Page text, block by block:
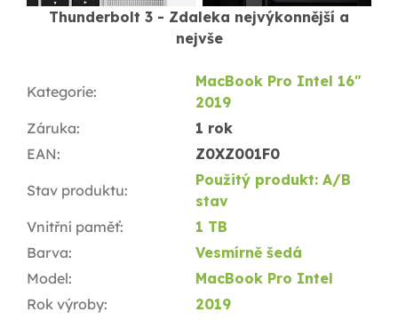
Thunderbolt 3 - Zdaleka nejvýkonnější a
nejvše
Kategorie:
MacBook Pro Intel 16"
2019
Záruka:
1 rok
EAN: Z0XZ001F0
Stav produktu:
Použitý produkt: A/B
stav
Vnitřní paměť:
1 TB
Barva:
Vesmírně šedá
Model:
MacBook Pro Intel
Rok výroby:
2019